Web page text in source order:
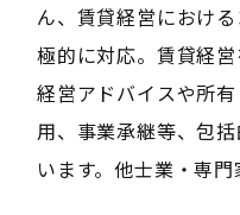
ん、賃貸経営におけ
極的に対応。賃貸経
経営アドバイスや所
用、事業承継等、包
います。他士業・専門